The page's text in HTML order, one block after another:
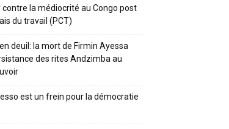
contre la médiocrité au Congo post
du travail (PCT)
deuil: la mort de Firmin Ayessa
des rites Andzimba au
est un frein pour la démocratie